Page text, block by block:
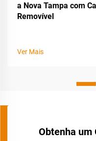
a Nova Tampa com
Removível
Ver Mais
Obtenha um